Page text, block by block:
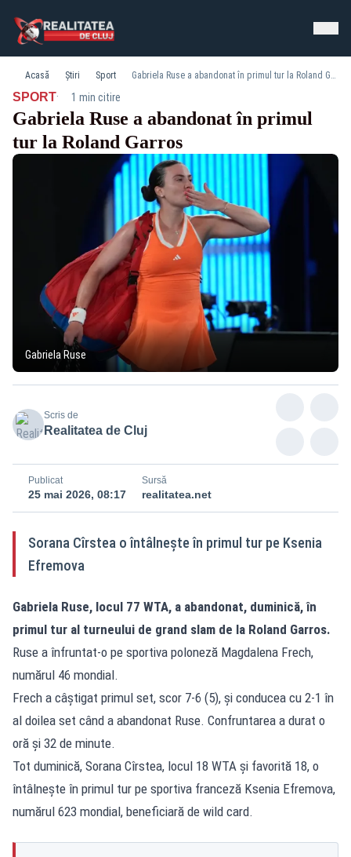
Acasă Știri Sport Gabriela Ruse a abandonat în primul tur la Roland Garros
SPORT· 1 min citire
Gabriela Ruse a abandonat în primul
tur la Roland Garros
Gabriela Ruse
Scris de
Realitatea de Cluj
Publicat
25 mai 2026, 08:17
Sursă
realitatea.net
Sorana Cîrstea o întâlneşte în primul tur pe Ksenia
Efremova
Gabriela Ruse, locul 77 WTA, a abandonat, duminică, în
primul tur al turneului de grand slam de la Roland Garros.
Ruse a înfruntat-o pe sportiva poloneză Magdalena Frech,
numărul 46 mondial.
Frech a câştigat primul set, scor 7-6 (5), şi conducea cu 2-1 în
al doilea set când a abandonat Ruse. Confruntarea a durat o
oră şi 32 de minute.
Tot duminică, Sorana Cîrstea, locul 18 WTA şi favorită 18, o
întâlneşte în primul tur pe sportiva franceză Ksenia Efremova,
numărul 623 mondial, beneficiară de wild card.